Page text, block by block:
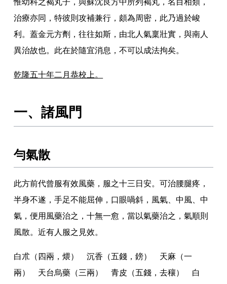
惟幼科之褐丸子 ，與蘇沈良方中所列褐丸 ，名目相類 ，
治療亦同 ，特彼則攻補兼行 ， 頗為周密 ， 此乃過於峻
利 。蓋金元方劑 ，往往如斯 ， 由北人氣稟壯實 ，與南人
異治故也。 此在於隨宜消息 ，不可以成法拘矣。
乾隆五十年二月恭校上 。
一、諸風門
勻氣散
此方前代曾服有效風藥 ， 服之十三日安。可治腰腿疼 ，
半身不遂 ，手足不能屈伸 ， 口眼喎斜 ， 風氣 、中風 、中
氣 ，便用風藥治之 ，十無一愈 ，當以氣藥治之 ，氣順則
風散。近有人服之見效。
白朮（四兩 ，煨） 沉香（五錢 ，鎊） 天麻（一
兩） 天台烏藥（三兩） 青皮（五錢 ，去穰） 白